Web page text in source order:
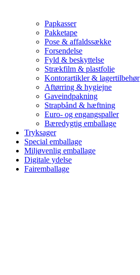
Papkasser
Pakketape
Pose & affaldssække
Forsendelse
Fyld & beskyttelse
Strækfilm & plastfolie
Kontorartikler & lagertilbehør
Aftørring & hygiejne
Gaveindpakning
Strapbånd & hæftning
Euro- og engangspaller
Bæredygtig emballage
Tryksager
Special emballage
Miljøvenlig emballage
Digitale ydelse
Fairemballage